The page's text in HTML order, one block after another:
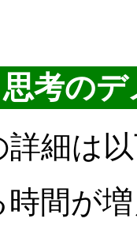
考の
細は
間が